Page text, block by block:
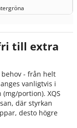
och kiwi
banan &
bär
till extra
behov - från helt
vanligtvis i
portion). XQS
där styrkan
desto högre